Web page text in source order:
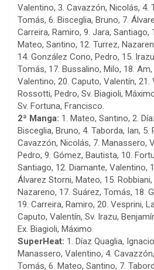
Valentino, 3. Cavazzón, Nicolás, 4.
Tomás, 6. Bisceglia, Bruno, 7.
Carreira, Ramiro, 9. Jara, Santiago,
Mateo, Santino, 12. Turrez,
14. González Cono, Pedro, 15.
Tomás, 17. Bussalino, Milo, 18.
Valentino, 20. Caputo, Valentín, 21.
Rossotti, Pedro, Sv. Biagioli,
Sv. Fortuna, Francisco.
2ª Manga: 1. Mateo, Santino, 2.
Bisceglia, Bruno, 4. Taborda, Ian, 5.
Cavazzón, Nicolás, 7. Manassero,
Pedro, 9. Gómez, Bautista, 10.
Santiago, 12. Diamante, Valentino,
Álvarez Storni, Mateo, 15.
Nazareno, 17. Suárez, Tomás, 18.
19. Carreira, Ramiro, 20. Vesprini,
Caputo, Valentín, Sv. Irazu,
Ex. Biagioli, Máximo.
SuperHeat: 1. Díaz Quaglia,
Manassero, Valentino, 4.
Tomás, 6. Mateo, Santino, 7.